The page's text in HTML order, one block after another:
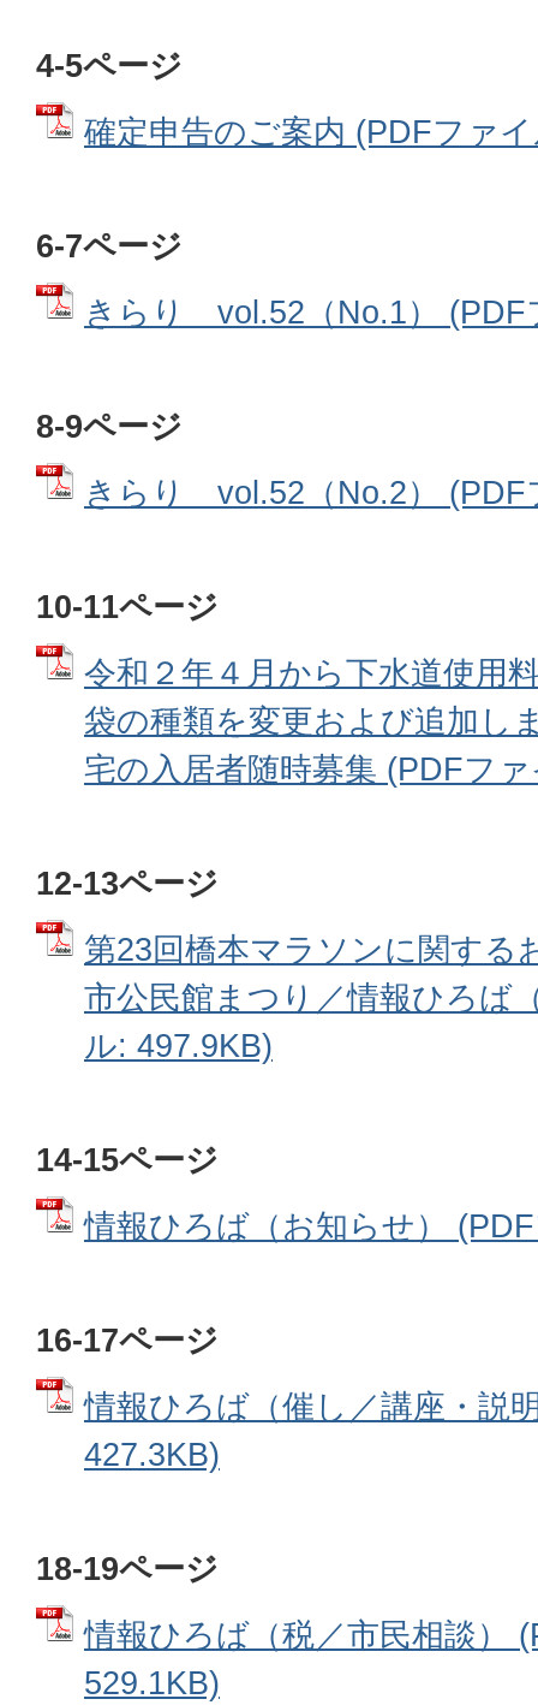
4-5ページ
確定申告のご案内 (PDFファ
6-7ページ
きらり vol.52（No.1） (PDF
8-9ページ
きらり vol.52（No.2） (PDF
10-11ページ
令和２年４月から下水道使用
袋の種類を変更および追加し
宅の入居者随時募集 (PDFフ
12-13ページ
第23回橋本マラソンに関する
市公民館まつり／情報ひろば
ル: 497.9KB)
14-15ページ
情報ひろば（お知らせ）
16-17ページ
情報ひろば（催し／講座・説
427.3KB)
18-19ページ
情報ひろば（税／市民相談）
529.1KB)